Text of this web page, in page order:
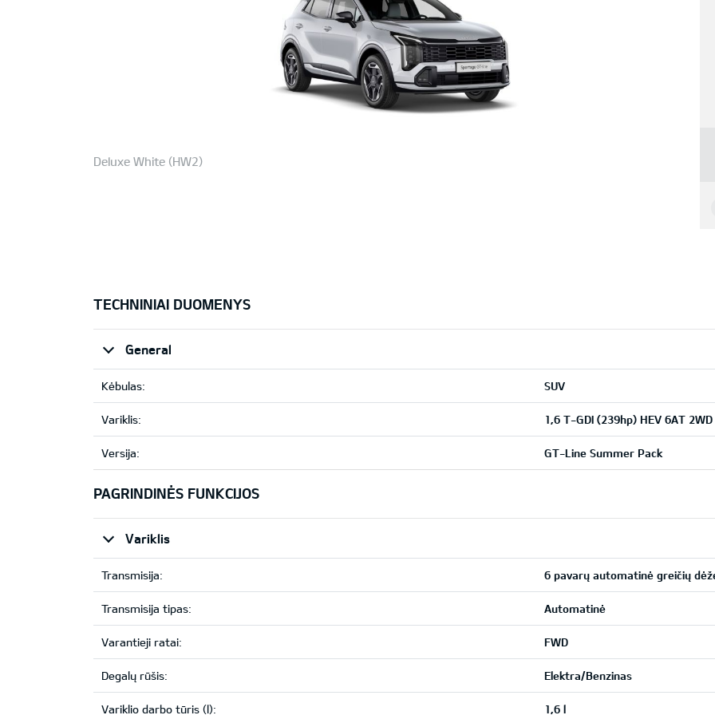
Deluxe White (HW2)
TECHNINIAI DUOMENYS
General
Kėbulas: SUV
Variklis: 1,6 T-GDI (239hp) HEV 6AT 2WD
Versija: GT-Line Summer Pack
PAGRINDINĖS FUNKCIJOS
Variklis
Transmisija: 6 pavarų automatinė greičių
Transmisija tipas: Automatinė
Varantieji ratai: FWD
Degalų rūšis: Elektra/Benzinas
Variklio darbo tūris (l): 1,6 l